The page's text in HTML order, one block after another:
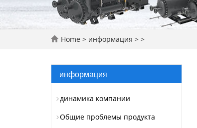
Home > информация > >
информация
динамика компании
Общие проблемы продукта